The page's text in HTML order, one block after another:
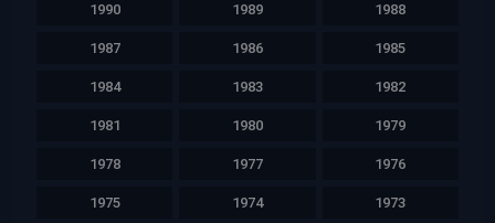
1990 1989 1988
1987 1986 1985
1984 1983 1982
1981 1980 1979
1978 1977 1976
1975 1974 1973